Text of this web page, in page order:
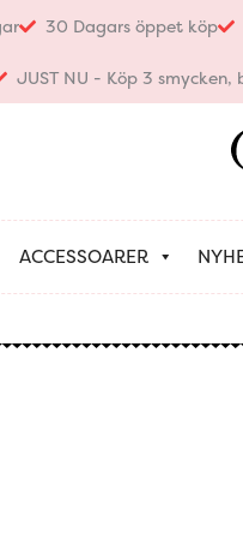
30 Dagars öppet köp
JUST NU - Köp 3
ACCESSOARER